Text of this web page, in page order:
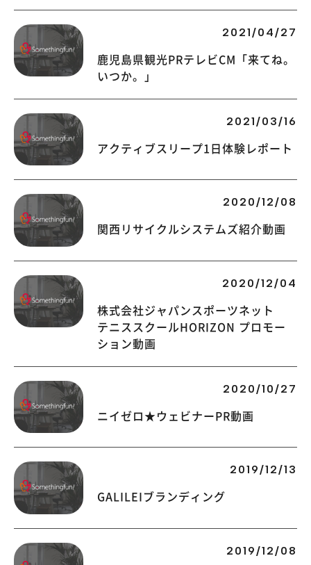
2021/04/27
鹿児島県観光PRテレビCM「来てね。
いつか。」
2021/03/16
アクティブスリープ1日体験レポート
2020/12/08
関西リサイクルシステムズ紹介動画
2020/12/04
株式会社ジャパンスポーツネット
テニススクールHORIZON プロモー
ション動画
2020/10/27
ニイゼロ★ウェビナーPR動画
2019/12/13
GALILEIブランディング
2019/12/08